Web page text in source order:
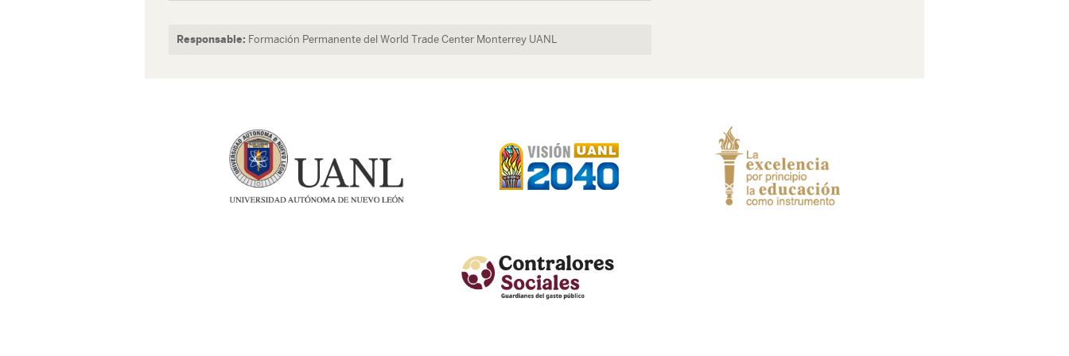
Responsable: Formación Permanente del World Trade Center Monterrey UANL